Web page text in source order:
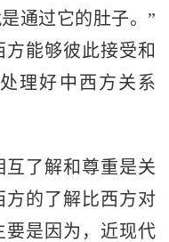
通过它的肚子。”
能够彼此接受和
理好中西方关系
了解和尊重是关
方的了解比西方对
要是因为，近现代